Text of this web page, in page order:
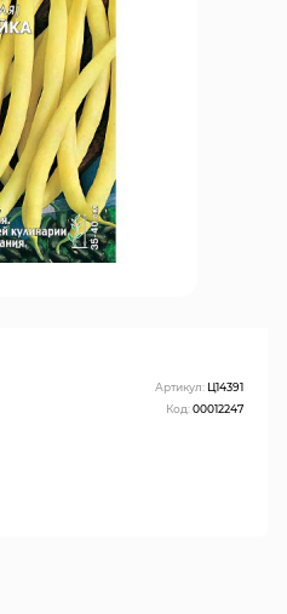
Артикул: Ц14391
Код:00012247